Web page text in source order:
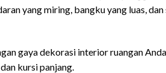
yang miring, bangku yang luas,
gaya dekorasi interior ruangan
kursi panjang.